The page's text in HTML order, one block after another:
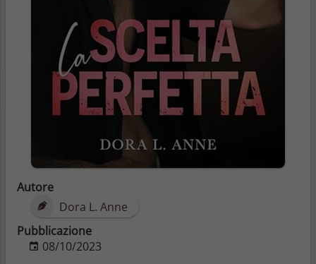
Autore
Dora L. Anne
Pubblicazione
08/10/2023